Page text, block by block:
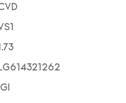
1.73
IGI